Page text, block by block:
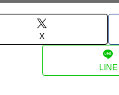
X
LINE